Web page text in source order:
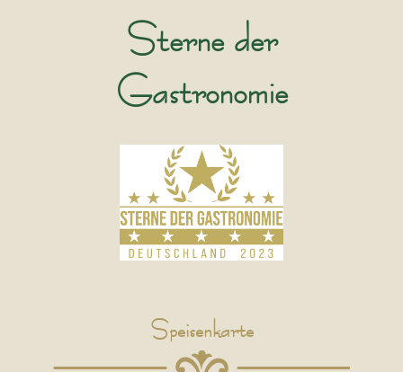
Sterne der
Gastronomie
Speisenkarte